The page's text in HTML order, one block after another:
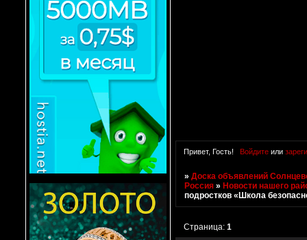
Привет, Гость! Войдитеили
»Доска объявлений
Россия »Новости нашего
подростков «Школа
Страница:1